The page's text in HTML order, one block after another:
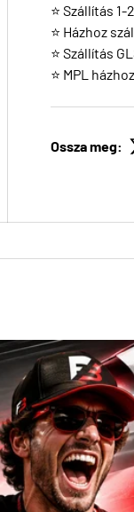
⭐ Szállítás 1-
⭐ Házhoz
⭐ Szállítás
⭐ MPL
Ossza meg: